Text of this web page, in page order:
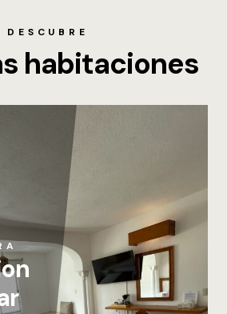
DESCUBRE
habitaciones